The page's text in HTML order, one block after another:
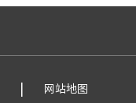
|
网站地图